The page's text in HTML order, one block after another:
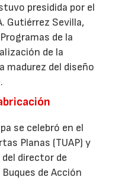
presidida por el
Gutiérrez Sevilla,
de la
de la
madurez del diseño
se celebró en el
Planas (TUAP) y
director de
de Acción